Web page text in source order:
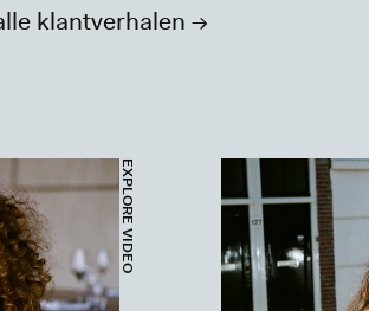
klantverhalen ->
EXPLORE VIDEO